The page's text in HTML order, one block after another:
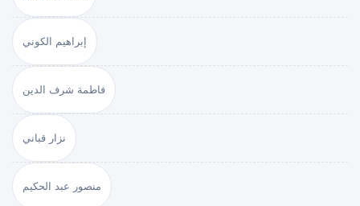
إبراهيم الكوني
فاطمة شرف الدين
نزار قباني
منصور عبد الحكيم